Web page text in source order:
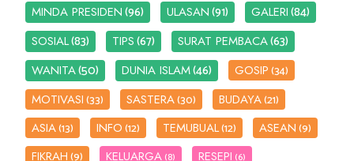
MINDA PRESIDEN(96) ULASAN(91) GALERI(84)
SOSIAL(83) TIPS(67) SURAT PEMBACA(63)
WANITA(50) DUNIA ISLAM(46) GOSIP(34)
MOTIVASI(33) SASTERA(30) BUDAYA(21)
ASIA(13) INFO(12) TEMUBUAL(12) ASEAN(9)
FIKRAH(9) KELUARGA (8) RESEPI (6)